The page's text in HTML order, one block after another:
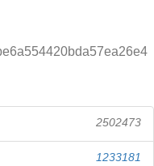
2502473
1233181